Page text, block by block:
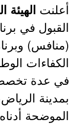
أعلنت الهيئة
القبول في
(منافس)
الكفاءات
في عدة
بمدينة
الموضحة